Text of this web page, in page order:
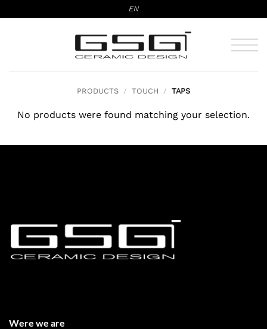
to
EN
PRODUCTS / TOUCH / TAPS
No products were found matching your selection.
Were we are